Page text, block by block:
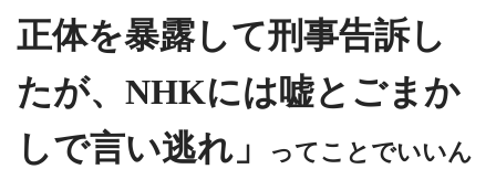
正体を暴露して刑事告訴し
たが、NHKには嘘とごまか
しで言い逃れ」
ってことでいいん